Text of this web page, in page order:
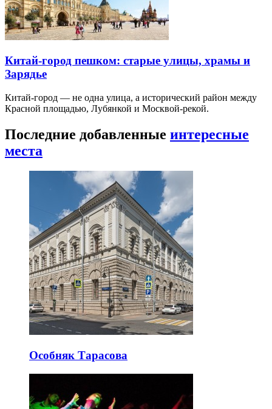
Китай-город пешком: старые улицы, храмы и
Зарядье
Китай-город — не одна улица, а исторический район между
Красной площадью, Лубянкой и Москвой-рекой.
Последние добавленные интересные
места
Особняк Тарасова